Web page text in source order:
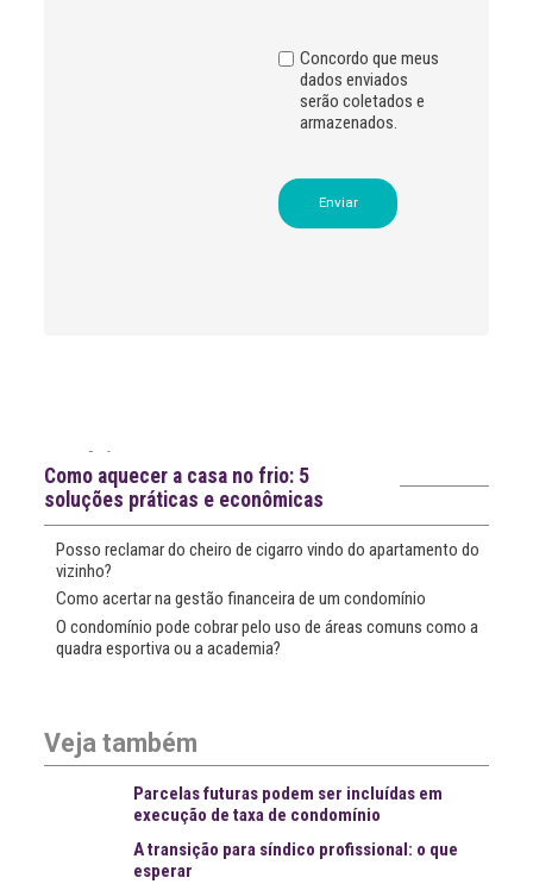
Concordo que meus
dados enviados
serão coletados e
armazenados.
Notícias recentes
Como aquecer a casa no frio: 5
soluções práticas e econômicas
Posso reclamar do cheiro de cigarro vindo do apartamento do
vizinho?
Como acertar na gestão financeira de um condomínio
O condomínio pode cobrar pelo uso de áreas comuns como a
quadra esportiva ou a academia?
Veja também
Parcelas futuras podem ser incluídas em
execução de taxa de condomínio
A transição para síndico profissional: o que
esperar